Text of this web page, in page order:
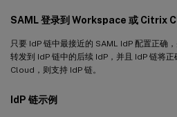
SAML 登录到 Workspace 或 Citrix
只要 IdP 链中最接近的 SAML IdP 配置正确
转发到 IdP 链中的后续 IdP，并且 IdP 链将
Cloud，则支持 IdP 链。
IdP 链示例